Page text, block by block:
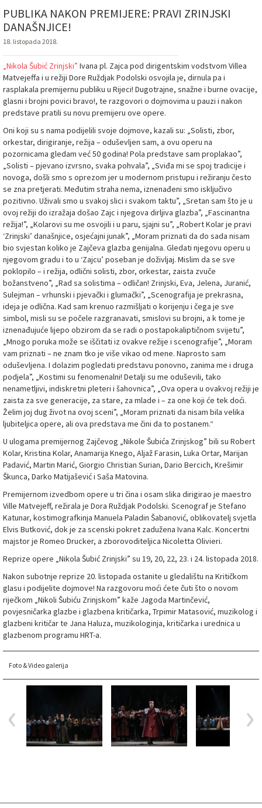
PUBLIKA NAKON PREMIJERE: PRAVI ZRINJSKI
DANAŠNJICE!
18. listopada 2018.
„Nikola Šubić Zrinjski” Ivana pl. Zajca pod dirigentskim vodstvom Villea
Matvejeffa i u režiji Dore Ruždjak Podolski osvojila je, dirnula pa i
rasplakala premijernu publiku u Rijeci! Dugotrajne, snažne i burne ovacije,
glasni i brojni povici bravo!, te razgovori o dojmovima u pauzi i nakon
predstave pratili su novu premijeru ove opere.
Oni koji su s nama podijelili svoje dojmove, kazali su: „Solisti, zbor,
orkestar, dirigiranje, režija – oduševljen sam, a ovu operu na
pozornicama gledam već 50 godina! Pola predstave sam proplakao”,
„Solisti – pjevano izvrsno, svaka pohvala”, „Sviđa mi se spoj tradicije i
novoga, došli smo s oprezom jer u modernom pristupu i režiranju često
se zna pretjerati. Međutim straha nema, iznenađeni smo isključivo
pozitivno. Uživali smo u svakoj slici i svakom taktu”, „Sretan sam što je u
ovoj režiji do izražaja došao Zajc i njegova dirljiva glazba”, „Fascinantna
režija!”, „Kolarovi su me osvojili i u paru, sjajni su”, „Robert Kolar je pravi
‘Zrinjski’ današnjice, osjećajni junak”, „Moram priznati da do sada nisam
bio svjestan koliko je Zajčeva glazba genijalna. Gledati njegovu operu u
njegovom gradu i to u ‘Zajcu’ poseban je doživljaj. Mislim da se sve
poklopilo – i režija, odlični solisti, zbor, orkestar, zaista zvuče
božanstveno”, „Rad sa solistima – odličan! Zrinjski, Eva, Jelena, Juranić,
Sulejman – vrhunski i pjevački i glumački”, „Scenografija je prekrasna,
ideja je odlična. Kad sam krenuo razmišljati o korijenju i čega je sve
simbol, misli su se počele razgranavati, smislovi su brojni, a k tome je
iznenađujuće lijepo obzirom da se radi o postapokaliptičnom svijetu”,
„Mnogo poruka može se iščitati iz ovakve režije i scenografije”, „Moram
vam priznati – ne znam tko je više vikao od mene. Naprosto sam
oduševljena. I dolazim pogledati predstavu ponovno, zanima me i druga
podjela”, „Kostimi su fenomenalni! Detalji su me oduševili, tako
nenametljivi, indiskretni pleteri i šahovnica”, „Ova opera u ovakvoj režiji je
zaista za sve generacije, za stare, za mlade i – za one koji će tek doći.
Želim joj dug život na ovoj sceni”, „Moram priznati da nisam bila velika
ljubiteljica opere, ali ova predstava me čini da to postanem.“
U ulogama premijernog Zajčevog „Nikole Šubića Zrinjskog” bili su Robert
Kolar, Kristina Kolar, Anamarija Knego, Aljaž Farasin, Luka Ortar, Marijan
Padavić, Martin Marić, Giorgio Christian Surian, Dario Bercich, Krešimir
Škunca, Darko Matijašević i Saša Matovina.
Premijernom izvedbom opere u tri čina i osam slika dirigirao je maestro
Ville Matvejeff, režirala je Dora Ruždjak Podolski. Scenograf je Stefano
Katunar, kostimografkinja Manuela Paladin Šabanović, oblikovatelj svjetla
Elvis Butković, dok je za scenski pokret zadužena Ivana Kalc. Koncertni
majstor je Romeo Drucker, a zborovoditeljica Nicoletta Olivieri.
Reprize opere „Nikola Šubić Zrinjski” su 19, 20, 22, 23. i 24. listopada 2018.
Nakon subotnje reprize 20. listopada ostanite u gledalištu na Kritičkom
glasu i podijelite dojmove! Na razgovoru moći ćete čuti što o novom
riječkom „Nikoli Šubiću Zrinjskom” kaže Jagoda Martinčević,
povjesničarka glazbe i glazbena kritičarka, Trpimir Matasović, muzikolog i
glazbeni kritičar te Jana Haluza, muzikologinja, kritičarka i urednica u
glazbenom programu HRT-a.
Foto & Video galerija